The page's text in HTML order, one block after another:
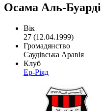
Осама Аль-Буарді
Вік
27 (12.04.1999)
Громадянство
Саудівська Аравія
Клуб
Ер-Ріяд